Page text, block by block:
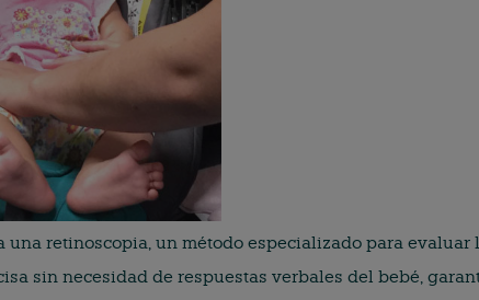
retinoscopia, un método especializado para evaluar
sin necesidad de respuestas verbales del bebé,